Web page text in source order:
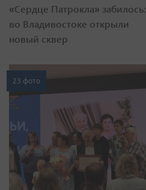
«Сердце Патрокла» забилось:
во Владивостоке открыли
новый сквер
23 фото